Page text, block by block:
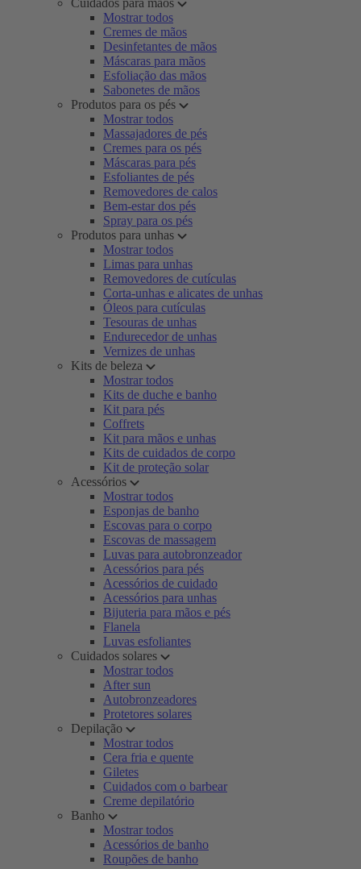
Cuidados para mãos
Mostrar todos
Cremes de mãos
Desinfetantes de mãos
Máscaras para mãos
Esfoliação das mãos
Sabonetes de mãos
Produtos para os pés
Mostrar todos
Massajadores de pés
Cremes para os pés
Máscaras para pés
Esfoliantes de pés
Removedores de calos
Bem-estar dos pés
Spray para os pés
Produtos para unhas
Mostrar todos
Limas para unhas
Removedores de cutículas
Corta-unhas e alicates de unhas
Óleos para cutículas
Tesouras de unhas
Endurecedor de unhas
Vernizes de unhas
Kits de beleza
Mostrar todos
Kits de duche e banho
Kit para pés
Coffrets
Kit para mãos e unhas
Kits de cuidados de corpo
Kit de proteção solar
Acessórios
Mostrar todos
Esponjas de banho
Escovas para o corpo
Escovas de massagem
Luvas para autobronzeador
Acessórios para pés
Acessórios de cuidado
Acessórios para unhas
Bijuteria para mãos e pés
Flanela
Luvas esfoliantes
Cuidados solares
Mostrar todos
After sun
Autobronzeadores
Protetores solares
Depilação
Mostrar todos
Cera fria e quente
Giletes
Cuidados com o barbear
Creme depilatório
Banho
Mostrar todos
Acessórios de banho
Roupões de banho